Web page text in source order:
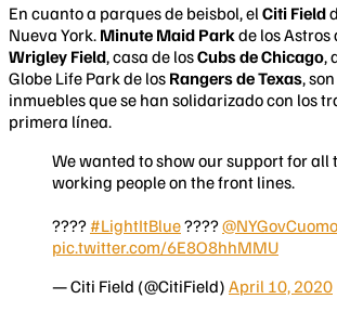
En cuanto a parques de beisbol, el Citi Field
Nueva York. Minute Maid Park de los Astros
Wrigley Field, casa de losCubs de Chicago,
Globe Life Park de los Rangers de Texas,
inmuebles que se han solidarizado con los
primera línea.
We wanted to show our support for all
working people on the front lines.
???? #LightItBlue????@NYGovCuomo
pic.twitter.com/6E8O8hhMMU
— Citi Field (@CitiField) April 10, 2020